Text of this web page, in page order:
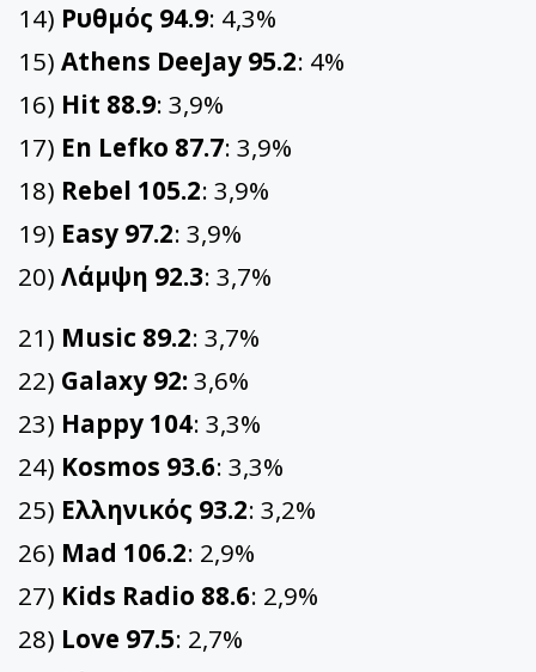
14) Ρυθμός 94.9: 4,3%
15) Athens DeeJay 95.2: 4%
16) Hit 88.9: 3,9%
17) En Lefko 87.7: 3,9%
18) Rebel 105.2: 3,9%
19) Easy 97.2: 3,9%
20) Λάμψη 92.3: 3,7%
21) Music 89.2: 3,7%
22) Galaxy 92:3,6%
23) Happy 104: 3,3%
24) Kosmos 93.6: 3,3%
25) Ελληνικός 93.2: 3,2%
26) Mad 106.2: 2,9%
27) Kids Radio 88.6: 2,9%
28) Love 97.5: 2,7%